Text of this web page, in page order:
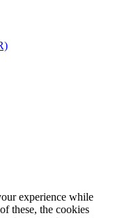
experience while
these, the cookies